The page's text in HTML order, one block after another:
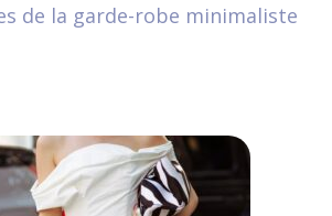
de la garde-robe minimaliste